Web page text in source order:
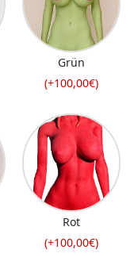
Grün
(+100,00€)
Rot
(+100,00€)